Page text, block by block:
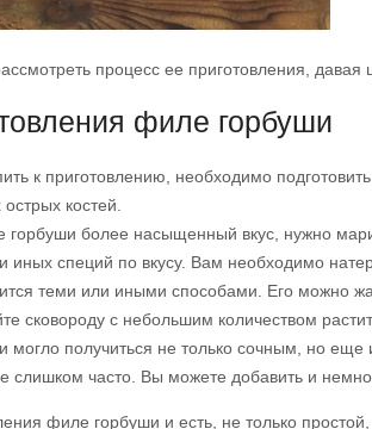
процесс ее приготовления,
филе горбуши
к приготовлению, необходимо
костей.
более насыщенный вкус, нужно
иных специй по вкусу. Вам необходимо
теми или иными способами. Его можно
сковороду с небольшим количеством
могло получиться не только сочным, но
слишком часто. Вы можете добавить и
филе горбуши и есть, не только